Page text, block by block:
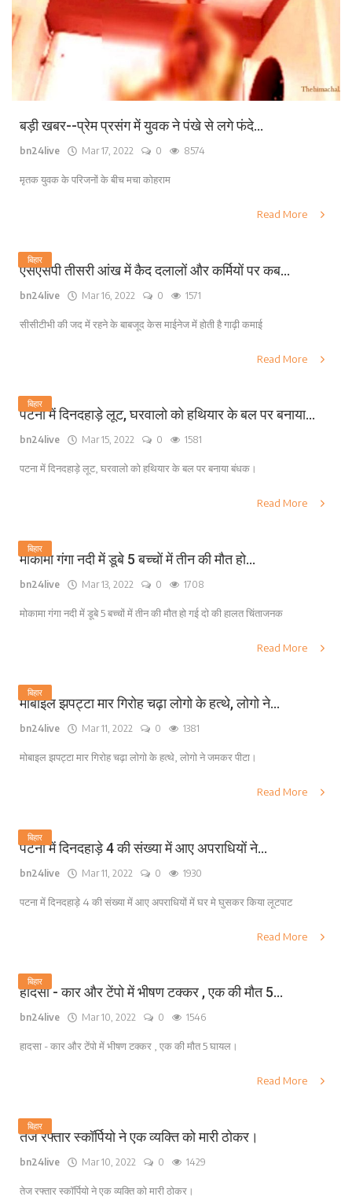
बड़ी खबर--प्रेम प्रसंग में युवक ने पंखे से लगे फंदे...
bn24live Mar 17, 2022 0 8574
मृतक युवक के परिजनों के बीच मचा कोहराम
Read More
बिहार
एसएसपी तीसरी आंख में कैद दलालों और कर्मियों पर कब...
bn24live Mar 16, 2022 0 1571
सीसीटीभी की जद में रहने के बाबजूद केस माईनेज में होती है गाढ़ी कमाई
Read More
बिहार
पटना में दिनदहाड़े लूट, घरवालो को हथियार के बल पर बनाया...
bn24live Mar 15, 2022 0 1581
पटना में दिनदहाड़े लूट, घरवालो को हथियार के बल पर बनाया बंधक।
Read More
बिहार
मोकामा गंगा नदी में डूबे 5 बच्चों में तीन की मौत हो...
bn24live Mar 13, 2022 0 1708
मोकामा गंगा नदी में डूबे 5 बच्चों में तीन की मौत हो गई दो की हालत चिंताजनक
Read More
बिहार
मोबाइल झपट्टा मार गिरोह चढ़ा लोगो के हत्थे, लोगो ने...
bn24live Mar 11, 2022 0 1381
मोबाइल झपट्टा मार गिरोह चढ़ा लोगो के हत्थे, लोगो ने जमकर पीटा।
Read More
बिहार
पटना में दिनदहाड़े 4 की संख्या में आए अपराधियों ने...
bn24live Mar 11, 2022 0 1930
पटना में दिनदहाड़े 4 की संख्या में आए अपराधियों में घर मे घुसकर किया लूटपाट
Read More
बिहार
हादसा - कार और टेंपो में भीषण टक्कर , एक की मौत 5...
bn24live Mar 10, 2022 0 1546
हादसा - कार और टेंपो में भीषण टक्कर , एक की मौत 5 घायल।
Read More
बिहार
तेज रफ्तार स्कॉर्पियो ने एक व्यक्ति को मारी ठोकर।
bn24live Mar 10, 2022 0 1429
तेज रफ्तार स्कॉर्पियो ने एक व्यक्ति को मारी ठोकर।